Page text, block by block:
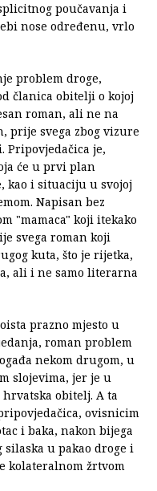
poučavanja i
nose određenu, vrlo
problem droge,
članica obitelji o kojoj
roman, ali ne na
prije svega zbog vizure
Pripovjedačica je,
će u prvi plan
kao i situaciju u svojoj
Napisan bez
"mamaca" koji itekako
svega roman koji
kuta, što je rijetka,
ali i ne samo literarna
prazno mjesto u
roman problem
nekom drugom, u
slojevima, jer je u
obitelj. A ta
ovisnicim
i baka, nakon bijega
u pakao droge i
kolateralnom žrtvom